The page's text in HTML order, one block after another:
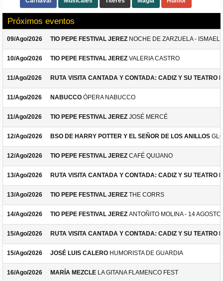
Próximos eventos
09/Ago/2026 TIO PEPE FESTIVAL JEREZ NOCHE DE ZARZUELA -
10/Ago/2026 TIO PEPE FESTIVAL JEREZ VALERIA CASTRO
11/Ago/2026 RUTA VISITA CANTADA Y CONTADA: CADIZ Y SU TEATRO
11/Ago/2026 NABUCCO ÓPERA NABUCCO
11/Ago/2026 TIO PEPE FESTIVAL JEREZ JOSÉ MERCÉ
12/Ago/2026 BSO DE HARRY POTTER Y EL SEÑOR DE LOS ANILLOS
12/Ago/2026 TIO PEPE FESTIVAL JEREZ CAFÉ QUIJANO
13/Ago/2026 RUTA VISITA CANTADA Y CONTADA: CADIZ Y SU TEATRO
13/Ago/2026 TIO PEPE FESTIVAL JEREZ THE CORRS
14/Ago/2026 TIO PEPE FESTIVAL JEREZ ANTOÑITO MOLINA - 14 AGOSTO
15/Ago/2026 RUTA VISITA CANTADA Y CONTADA: CADIZ Y SU TEATRO
15/Ago/2026 JOSÉ LUIS CALERO HUMORISTA DE GUARDIA
16/Ago/2026 MARÍA MEZCLE LA GITANA FLAMENCO FEST